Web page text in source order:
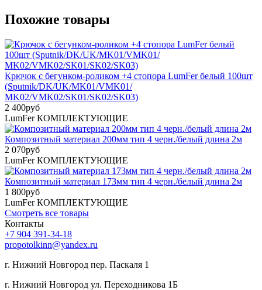
Похожие товары
Крючок с бегунком-роликом +4 стопора LumFer белый 100шт
(Sputnik/DK/UK/MK01/VMK01/
MK02/VMK02/SK01/SK02/SK03)
2 400руб
LumFer КОМПЛЕКТУЮЩИЕ
Композитный материал 200мм тип 4 черн./белый длина 2м
2 070руб
LumFer КОМПЛЕКТУЮЩИЕ
Композитный материал 173мм тип 4 черн./белый длина 2м
1 800руб
LumFer КОМПЛЕКТУЮЩИЕ
Смотреть все товары
Контакты
+7 904 391-34-18
propotolkinn@yandex.ru
г. Нижний Новгород пер. Паскаля 1
г. Нижний Новгород ул. Переходникова 1Б